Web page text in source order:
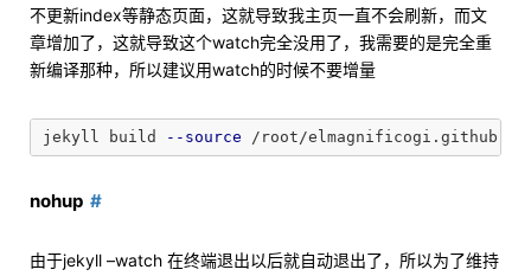
不更新index等静态页面，这就导致我主页一直不会刷新，而文
章增加了，这就导致这个watch完全没用了，我需要的是完全重
新编译那种，所以建议用watch的时候不要增量
jekyll build --source /root/
nohup
由于jekyll –watch 在终端退出以后就自动退出了，所以为了维持